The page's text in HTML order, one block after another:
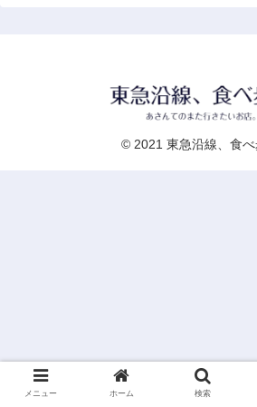
© 2021 東急沿線、食べ
メニュー ホーム 検索